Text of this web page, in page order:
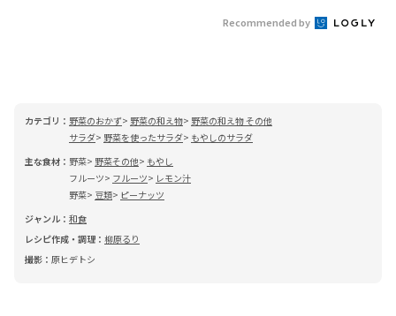
Recommended by
カテゴリ： 野菜のおかず 野菜の和え物
野菜の和え物 その他
サラダ
野菜を使ったサラダ
もやしのサラダ
主な食材： 野菜 野菜その他
もやし
フルーツ
フルーツ
レモン汁
野菜
豆類
ピーナッツ
ジャンル： 和食
レシピ作成・調理： 柳原るり
撮影： 原ヒデトシ